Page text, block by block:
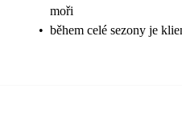
moři
• během celé sezony je